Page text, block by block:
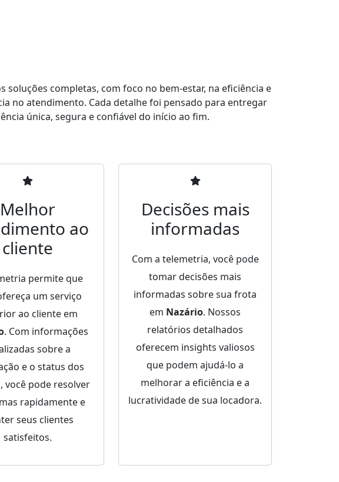
soluções completas, com foco no bem-estar, na eficiência e
no atendimento. Cada detalhe foi pensado para entregar
única, segura e confiável do início ao fim.
Melhor
ao
cliente
permite que
um serviço
ao cliente em
. Com informações
sobre a
e o status dos
você pode resolver
rapidamente e
seus clientes
satisfeitos.
Decisões mais
informadas
Com a telemetria, você pode
tomar decisões mais
informadas sobre sua frota
em Nazário. Nossos
relatórios detalhados
oferecem insights valiosos
que podem ajudá-lo a
melhorar a eficiência e a
lucratividade de sua locadora.